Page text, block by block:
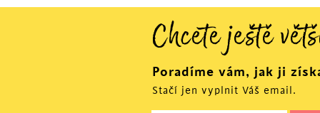
Chcete ještě
Poradíme vám, jak ji
Stačí jen vyplnit Váš email.